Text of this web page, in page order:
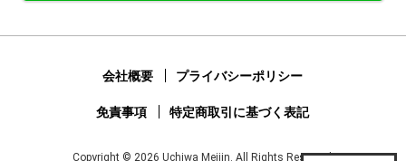
会社概要 プライバシーポリシー
免責事項 特定商取引に基づく表記
Copyright © 2026 Uchiwa Meijin. All Rights Reserved.